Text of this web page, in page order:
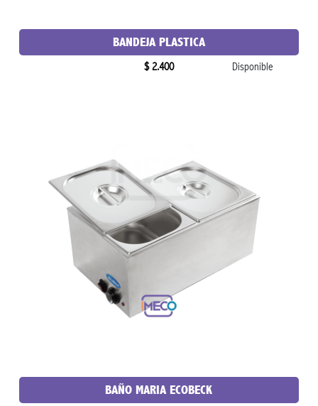
BANDEJA PLASTICA
$ 2.400 Disponible
BAÑO MARIA ECOBECK